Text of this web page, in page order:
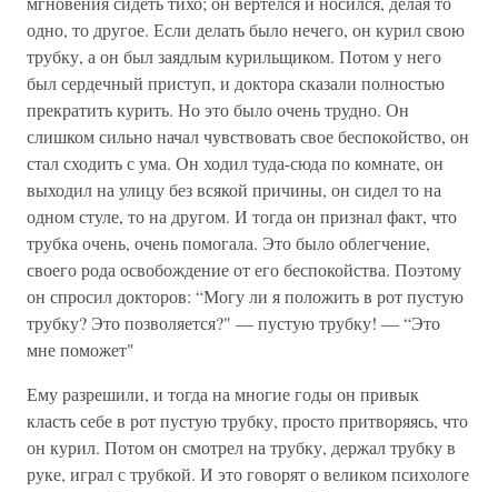
одно, то другое. Если делать было нечего, он курил свою
трубку, а он был заядлым курильщиком. Потом у него
был сердечный приступ, и доктора сказали полностью
прекратить курить. Но это было очень трудно. Он
слишком сильно начал чувствовать свое беспокойство, он
стал сходить с ума. Он ходил туда-сюда по комнате, он
выходил на улицу без всякой причины, он сидел то на
одном стуле, то на другом. И тогда он признал факт, что
трубка очень, очень помогала. Это было облегчение,
своего рода освобождение от его беспокойства. Поэтому
он спросил докторов: “Могу ли я положить в рот пустую
трубку? Это позволяется?" — пустую трубку! — “Это
мне поможет"
Ему разрешили, и тогда на многие годы он привык
класть себе в рот пустую трубку, просто притворяясь, что
он курил. Потом он смотрел на трубку, держал трубку в
руке, играл с трубкой. И это говорят о великом психологе